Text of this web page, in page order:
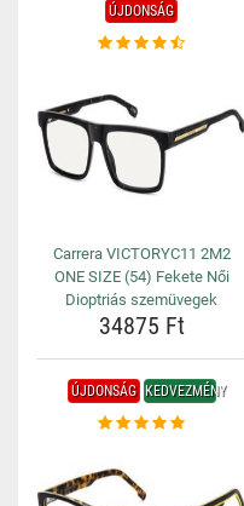
ÚJDONSÁG
Carrera VICTORYC11 2M2
ONE SIZE (54) Fekete Női
Dioptriás szemüvegek
34875 Ft
ÚJDONSÁG KEDVEZMÉNY